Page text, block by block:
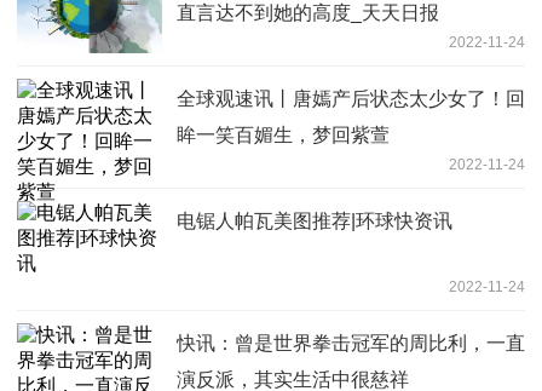
直言达不到她的高度_天天日报
2022-11-24
全球观速讯丨唐嫣产后状态太少女了！回
眸一笑百媚生，梦回紫萱
2022-11-24
电锯人帕瓦美图推荐|环球快资讯
2022-11-24
快讯：曾是世界拳击冠军的周比利，一直
演反派，其实生活中很慈祥